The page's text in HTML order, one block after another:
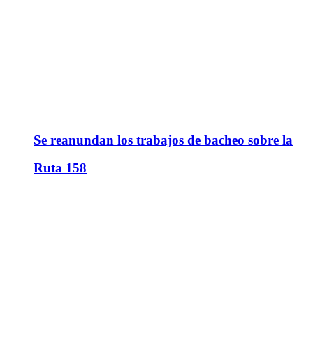
Se reanundan los trabajos de bacheo sobre la
Ruta 158